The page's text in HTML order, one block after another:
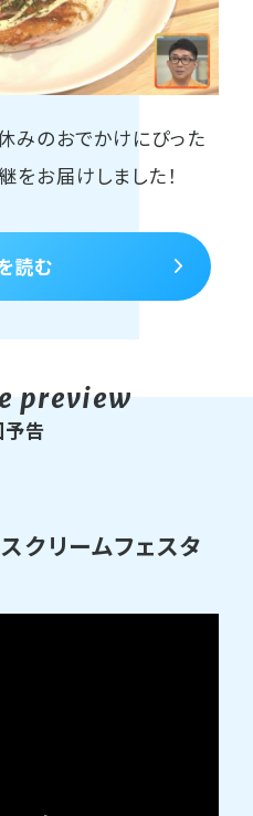
みのおでかけにぴった
をお届けしました！
読む
告
クリームフェスタ